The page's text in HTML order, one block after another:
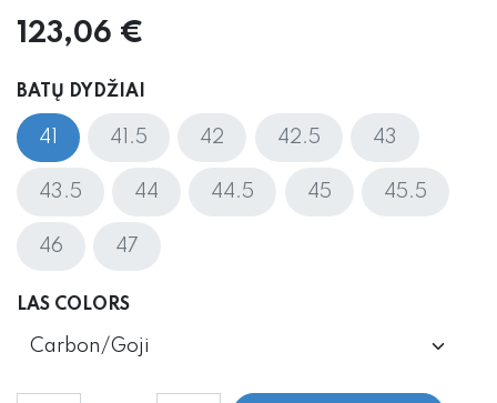
123,06 €
BATŲ DYDŽIAI
41 41.5 42 42.5 43
43.5 44 44.5 45 45.5
46 47
LAS COLORS